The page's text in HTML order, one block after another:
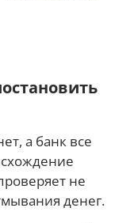
а банк все
не
денег.